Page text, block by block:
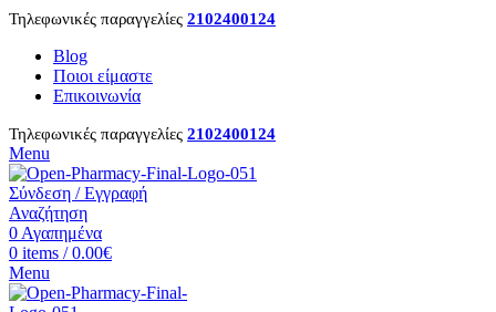
Τηλεφωνικές παραγγελίες 2102400124
Blog
Ποιοι είμαστε
Επικοινωνία
Τηλεφωνικές παραγγελίες 2102400124
Menu
Σύνδεση / Εγγραφή
Αναζήτηση
0 Αγαπημένα
0 items / 0.00€
Menu